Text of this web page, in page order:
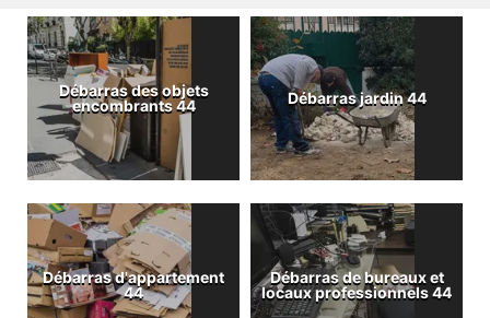
Débarras des objets
encombrants 44
Débarras jardin 44
Débarras d'appartement
44
Débarras de bureaux et
locaux professionnels 44